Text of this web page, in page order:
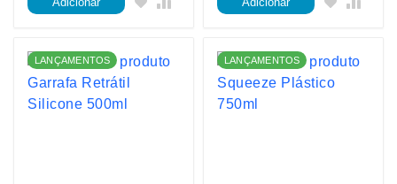
LANÇAMENTOS LANÇAMENTOS